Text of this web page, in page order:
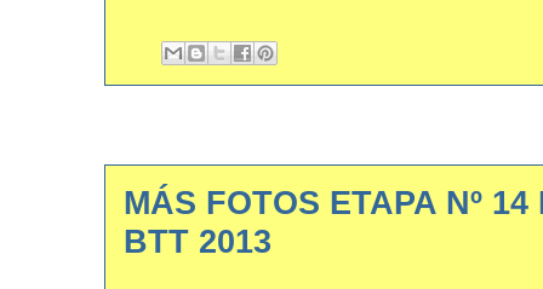
MÁS FOTOS ETAPA Nº
BTT 2013